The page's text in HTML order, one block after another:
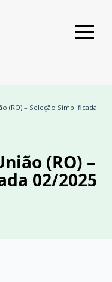
(RO) – Seleção Simplificada
(RO) –
02/2025